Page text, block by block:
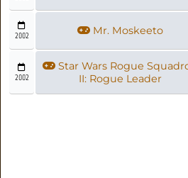
2002 Mr. Moskeeto
2002
Star Wars Rogue
II: Rogue Leader